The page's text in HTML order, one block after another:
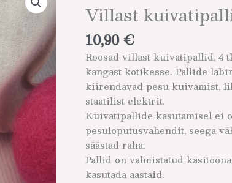
Villast
10,90€
Roosad villast kuivatipallid, 4
kangast kotikesse. Pallide
kiirendavad pesu kuivamist,
staatilist elektrit.
Kuivatipallide kasutamisel ei
pesuloputusvahendit, seega
säästad raha.
Pallid on valmistatud
kasutada aastaid.
roosad
kogus